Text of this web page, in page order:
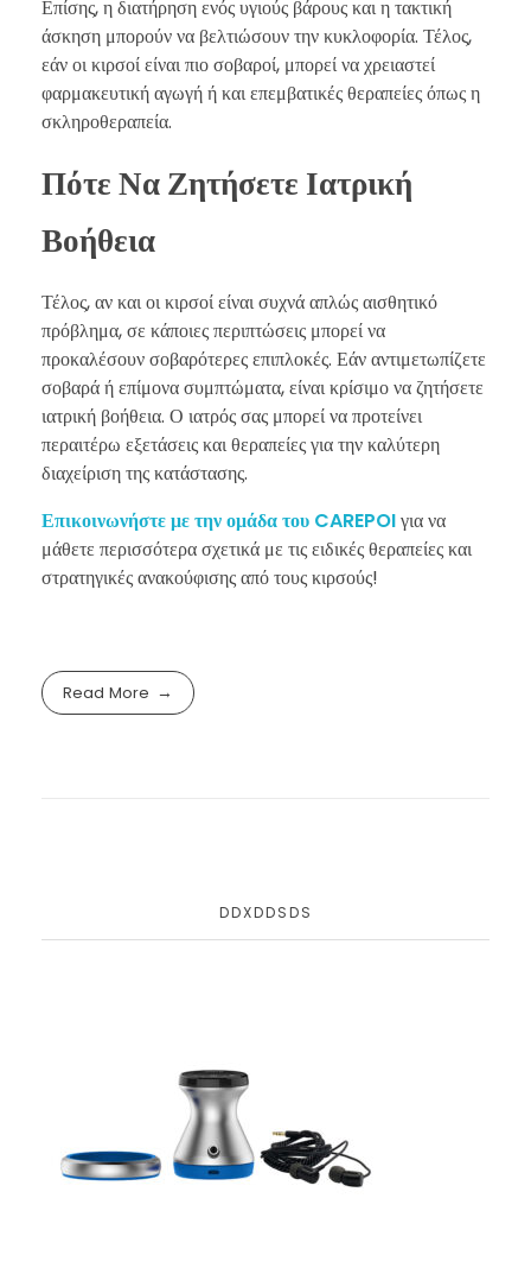
Επίσης, η διατήρηση ενός υγιούς βάρους και η τακτική
άσκηση μπορούν να βελτιώσουν την κυκλοφορία. Τέλος,
εάν οι κιρσοί είναι πιο σοβαροί, μπορεί να χρειαστεί
φαρμακευτική αγωγή ή και επεμβατικές θεραπείες όπως η
σκληροθεραπεία.
Πότε Να Ζητήσετε Ιατρική
Βοήθεια
Τέλος, αν και οι κιρσοί είναι συχνά απλώς αισθητικό
πρόβλημα, σε κάποιες περιπτώσεις μπορεί να
προκαλέσουν σοβαρότερες επιπλοκές. Εάν αντιμετωπίζετε
σοβαρά ή επίμονα συμπτώματα, είναι κρίσιμο να ζητήσετε
ιατρική βοήθεια. Ο ιατρός σας μπορεί να προτείνει
περαιτέρω εξετάσεις και θεραπείες για την καλύτερη
διαχείριση της κατάστασης.
Επικοινωνήστε με την ομάδα του CAREPOIγια να
μάθετε περισσότερα σχετικά με τις ειδικές θεραπείες και
στρατηγικές ανακούφισης από τους κιρσούς!
Read More
DDXDDSDS